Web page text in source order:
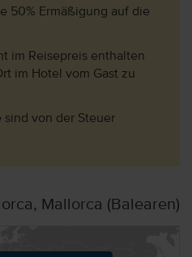
50% Ermäßigung auf die
im Reisepreis enthalten
im Hotel vom Gast zu
sind von der Steuer
Mallorca (Balearen)